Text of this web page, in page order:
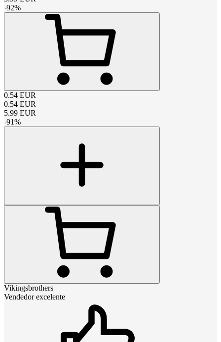
-92%
0.54 EUR
0.54 EUR
5.99 EUR
-91%
Vikingsbrothers
Vendedor excelente